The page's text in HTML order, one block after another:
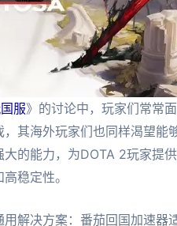
服》的讨论中，玩家们常常
其海外玩家们也同样渴望
的能力，为DOTA 2玩家提
稳定性。
用解决方案：番茄回国加速器